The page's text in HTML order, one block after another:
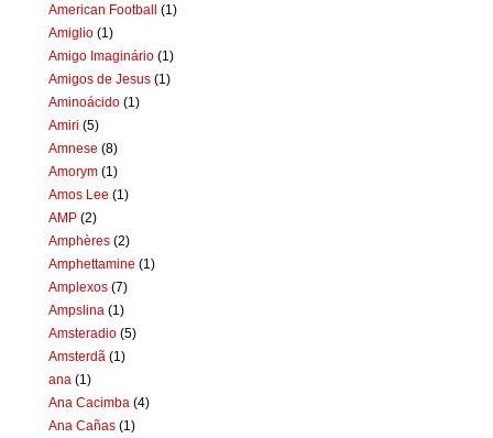
American Football (1)
Amiglio (1)
Amigo Imaginário (1)
Amigos de Jesus (1)
Aminoácido (1)
Amiri (5)
Amnese (8)
Amorym (1)
Amos Lee (1)
AMP (2)
Amphères (2)
Amphettamine (1)
Amplexos (7)
Ampslina (1)
Amsteradio (5)
Amsterdã (1)
ana (1)
Ana Cacimba (4)
Ana Cañas (1)